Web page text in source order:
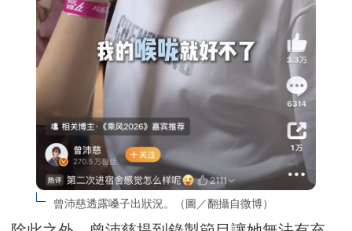
曾沛慈透露嗓子出狀況。（圖／翻攝自微博）